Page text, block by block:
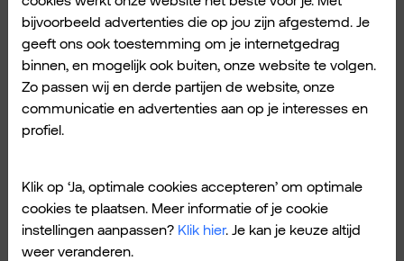
Datum: 9 januari 2026.
Aftrap: 20.00 uur.
De eerste interessante wedstrijd na de
volgt op de 8e plaats. Voor NEC is deze
thuiswedstrijd belangrijk om de 4e plek vast
te houden. Utrecht wil ook hogerop in de
bijvoorbeeld advertenties die op jou zijn afgestemd. Je
geeft ons ook toestemming om je internetgedrag
binnen, en mogelijk ook buiten, onze website te volgen.
Zo passen wij en derde partijen de website, onze
communicatie en advertenties aan op je interesses en
profiel.
Klik op ‘Ja, optimale cookies accepteren’ om optimale
cookies te plaatsen. Meer informatie of je cookie
instellingen aanpassen? Klik hier. Je kan je keuze altijd
weer veranderen.